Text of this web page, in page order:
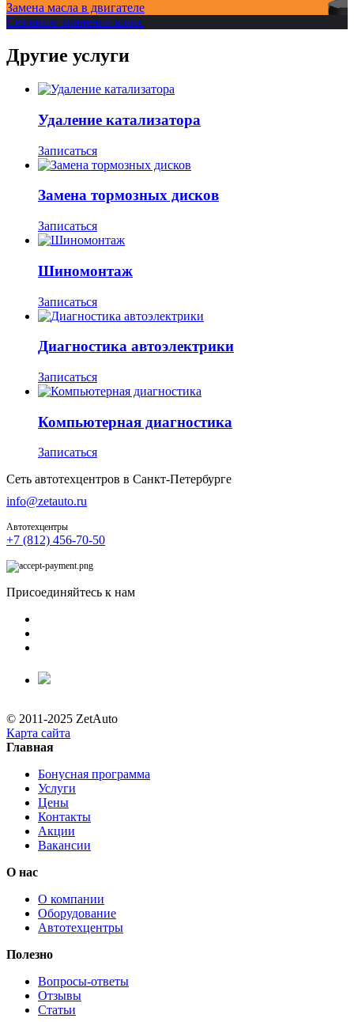
Замена масла в двигателе
Cезонное хранение колес
Другие услуги
Удаление катализатора
Записаться
Замена тормозных дисков
Записаться
Шиномонтаж
Записаться
Диагностика автоэлектрики
Записаться
Компьютерная диагностика
Записаться
Сеть автотехцентров в Санкт-Петербурге
info@zetauto.ru
Автотехцентры
+7 (812) 456-70-50
Присоединяйтесь к нам
© 2011-2025 ZetAuto
Карта сайта
Главная
Бонусная программа
Услуги
Цены
Контакты
Акции
Вакансии
О нас
О компании
Оборудование
Автотехцентры
Полезно
Вопросы-ответы
Отзывы
Статьи